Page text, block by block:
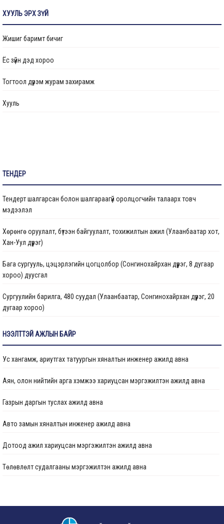
Бараа ажил үйлчилгээ
Газрын даргын тушаал
Барилгын ажлын мэдээ
Санхүүжилтийн мэдээлэл
ХУУЛЬ ЭРХ ЗҮЙ
Жишиг баримт бичиг
Ёс зүйн дэд хороо
Тогтоол дүрэм журам захирамж
Хууль
ТЕНДЕР
Тендерт шалгарсан болон шалгараагүй оролцогчийн талаарх товч
мэдээлэл
Хөрөнгө оруулалт, бүтээн байгуулалт, тохижилтын ажил (Улаанбаатар хот,
Хан-Уул дүүрэг)
Бага сургууль, цэцэрлэгийн цогцолбор (Сонгинохайрхан дүүрэг, 8 дугаар
хороо) дуусгал
Сургуулийн барилга, 480 суудал (Улаанбаатар, Сонгинохайрхан дүүрэг, 20
дугаар хороо)
Цэцэрлэгийн барилга, 150 ор (Улаанбаатар хот, Сонгинохайрхан дүүрэг, 23
Арьс ширний ажилчдын орон сууцны барилгын их засварын ажил
хороо)
Гамшигт өртсөн 207 дугаар байр (Улаанбаатар хот, Баянзүрх дүүрэг, 26
хүрээнд барилгын зураг төслийг шинэчлэн боловсруулах
“Нийслэлийн Хөрөнгө оруулалтын газар ОНӨААТҮГ” -ын оффисын өрөө
НЭЭЛТТЭЙ АЖЛЫН БАЙР
Ус хангамж, ариутгах татуургын хяналтын инженер ажилд авна
Аян, олон нийтийн арга хэмжээ хариуцсан мэргэжилтэн ажилд авна
Газрын даргын туслах ажилд авна
Авто замын хяналтын инженер ажилд авна
Дотоод ажил хариуцсан мэргэжилтэн ажилд авна
Төлөвлөлт судалгааны мэргэжилтэн ажилд авна